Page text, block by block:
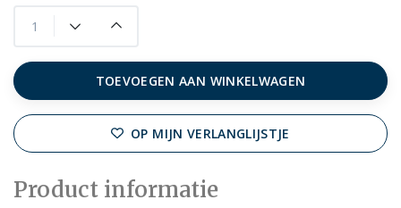
TOEVOEGEN AAN WINKELWAGEN
OP MIJN VERLANGLIJSTJE
Product informatie